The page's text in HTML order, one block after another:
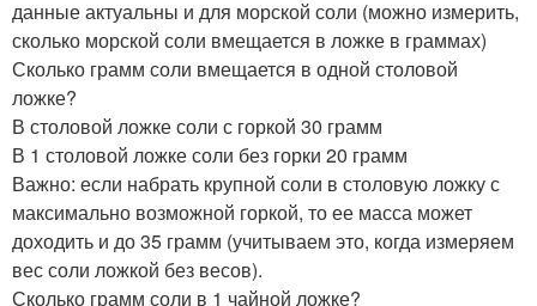
данные актуальны и для морской соли (можно измерить,
сколько морской соли вмещается в ложке в граммах)
Сколько грамм соли вмещается в одной столовой
ложке?
В столовой ложке соли с горкой 30 грамм
В 1 столовой ложке соли без горки 20 грамм
Важно: если набрать крупной соли в столовую ложку с
максимально возможной горкой, то ее масса может
доходить и до 35 грамм (учитываем это, когда измеряем
вес соли ложкой без весов).
Сколько грамм соли в 1 чайной ложке?